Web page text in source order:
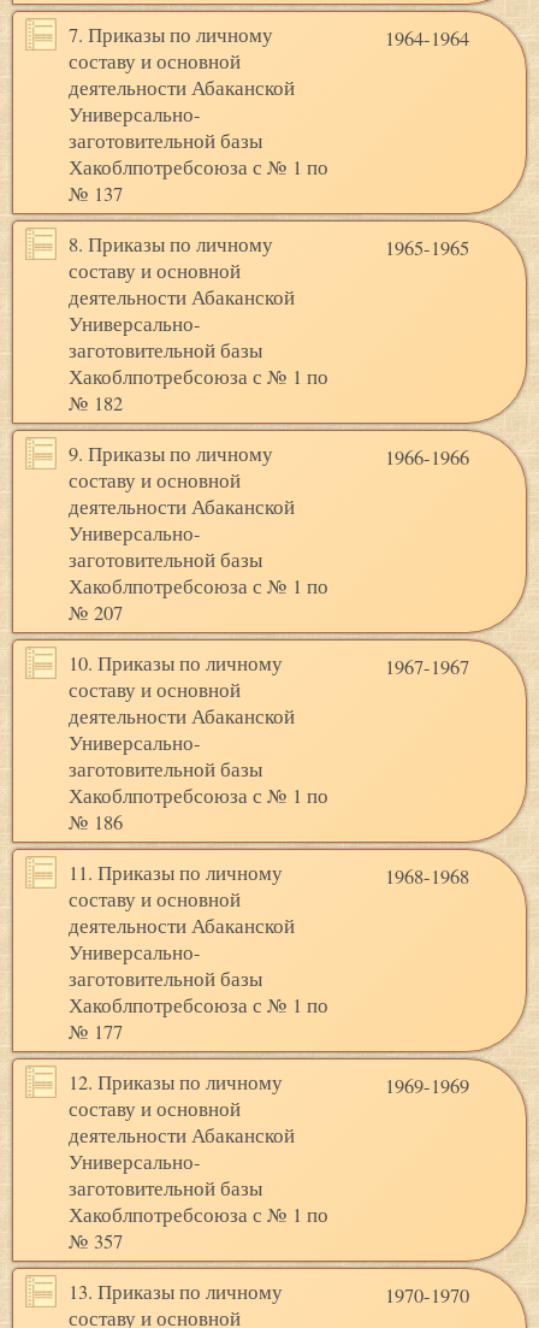
7. Приказы по личному
составу и основной
деятельности Абаканской
Универсально-
заготовительной базы
Хакоблпотребсоюза с № 1 по
№ 137
1964-1964
8. Приказы по личному
составу и основной
деятельности Абаканской
Универсально-
заготовительной базы
Хакоблпотребсоюза с № 1 по
№ 182
1965-1965
9. Приказы по личному
составу и основной
деятельности Абаканской
Универсально-
заготовительной базы
Хакоблпотребсоюза с № 1 по
№ 207
1966-1966
10. Приказы по личному
составу и основной
деятельности Абаканской
Универсально-
заготовительной базы
Хакоблпотребсоюза с № 1 по
№ 186
1967-1967
11. Приказы по личному
составу и основной
деятельности Абаканской
Универсально-
заготовительной базы
Хакоблпотребсоюза с № 1 по
№ 177
1968-1968
12. Приказы по личному
составу и основной
деятельности Абаканской
Универсально-
заготовительной базы
Хакоблпотребсоюза с № 1 по
№ 357
1969-1969
13. Приказы по личному
составу и основной
1970-1970